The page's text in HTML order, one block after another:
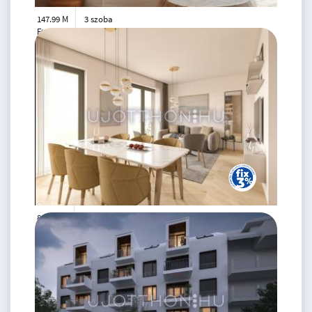
147.99 M
Ft
89 m2
3 szoba
földszint
86.99 M
2
4. emelet